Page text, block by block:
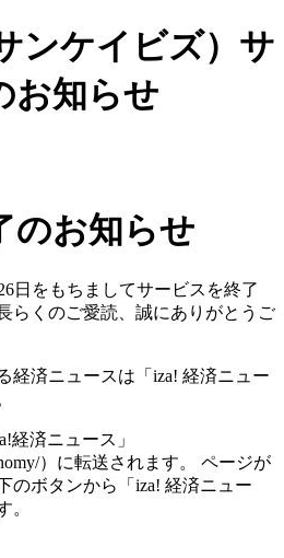
ンケイビズ）サ
お知らせ
のお知らせ
日をもちましてサービスを終了
らくのご愛読、誠にありがとうご
経済ニュースは「iza! 経済ニュー
経済ニュース」
）に転送されます。 ページが
のボタンから「iza! 経済ニュー
。